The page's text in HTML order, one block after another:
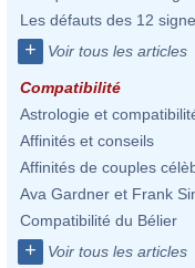
Les défauts des 12
+ Voir tous les articles
Compatibilité
Astrologie et
Affinités et conseils
Affinités de couples
Ava Gardner et Frank
Compatibilité du Bélier
+ Voir tous les articles